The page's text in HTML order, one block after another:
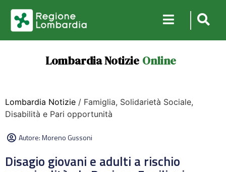
Lombardia Notizie Online
Lombardia Notizie / Famiglia, Solidarietà Sociale,
Disabilità e Pari opportunità
Autore:Moreno Gussoni
Disagio giovani e adulti a rischio